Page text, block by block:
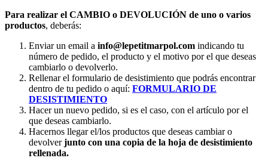
Para realizar el CAMBIO o DEVOLUCIÓN de uno o varios
productos, deberás:
Enviar un email a info@lepetitmarpol.com indicando tu
número de pedido, el producto y el motivo por el que deseas
cambiarlo o devolverlo.
Rellenar el formulario de desistimiento que podrás encontrar
dentro de tu pedido o aquí: FORMULARIO DE
DESISTIMIENTO
Hacer un nuevo pedido, si es el caso, con el artículo por el
que deseas cambiarlo.
Hacernos llegar el/los productos que deseas cambiar o
devolverjunto con una copia de la hoja de desistimiento
rellenada.